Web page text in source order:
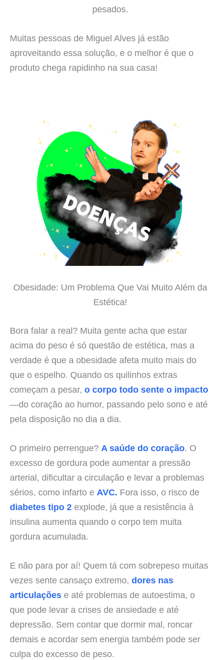
pesados.
Muitas pessoas de Miguel Alves já estão
aproveitando essa solução, e o melhor é que o
produto chega rapidinho na sua casa!
Obesidade: Um Problema Que Vai Muito Além da
Estética!
Bora falar a real? Muita gente acha que estar
acima do peso é só questão de estética, mas a
verdade é que a obesidade afeta muito mais do
que o espelho. Quando os quilinhos extras
começam a pesar, o corpo todo sente o impacto
—do coração ao humor, passando pelo sono e até
pela disposição no dia a dia.
O primeiro perrengue? A saúde do coração. O
excesso de gordura pode aumentar a pressão
arterial, dificultar a circulação e levar a problemas
sérios, como infarto e AVC. Fora isso, o risco de
diabetes tipo 2 explode, já que a resistência à
insulina aumenta quando o corpo tem muita
gordura acumulada.
E não para por aí! Quem tá com sobrepeso muitas
vezes sente cansaço extremo, dores nas
articulações e até problemas de autoestima, o
que pode levar a crises de ansiedade e até
depressão. Sem contar que dormir mal, roncar
demais e acordar sem energia também pode ser
culpa do excesso de peso.